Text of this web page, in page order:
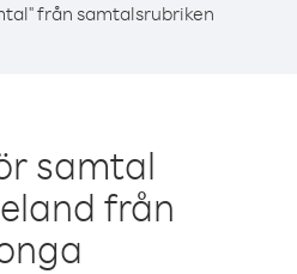
från samtalsrubriken
samtal
från